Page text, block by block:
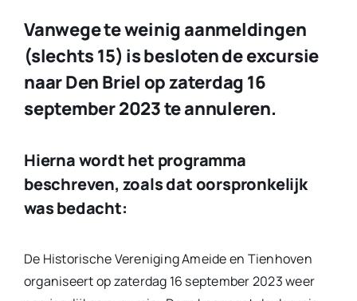
Vanwege te weinig aanmeldingen
(slechts 15) is besloten de excursie
naar Den Briel op zaterdag 16
september 2023 te annuleren.
Hierna wordt het programma
beschreven, zoals dat oorspronkelijk
was bedacht:
De Historische Vereniging Ameide en Tienhoven
organiseert op zaterdag 16 september 2023 weer